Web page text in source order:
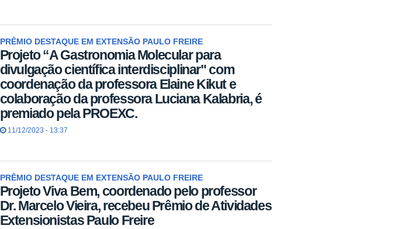
PRÊMIO DESTAQUE EM EXTENSÃO PAULO FREIRE
Projeto “A Gastronomia Molecular para
divulgação científica interdisciplinar" com
coordenação da professora Elaine Kikut e
colaboração da professora Luciana Kalabria, é
premiado pela PROEXC.
11/12/2023 - 13:37
PRÊMIO DESTAQUE EM EXTENSÃO PAULO FREIRE
Projeto Viva Bem, coordenado pelo professor
Dr. Marcelo Vieira, recebeu Prêmio de Atividades
Extensionistas Paulo Freire